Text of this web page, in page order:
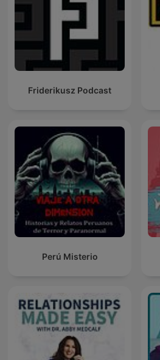
Friderikusz Podcast
Perú Misterio